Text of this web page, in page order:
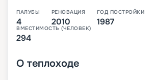
ПАЛУБЫ
4
РЕНОВАЦИЯ
2010
ГОД ПОСТРОЙКИ
1987
ВМЕСТИМОСТЬ (ЧЕЛОВЕК)
294
О теплоходе